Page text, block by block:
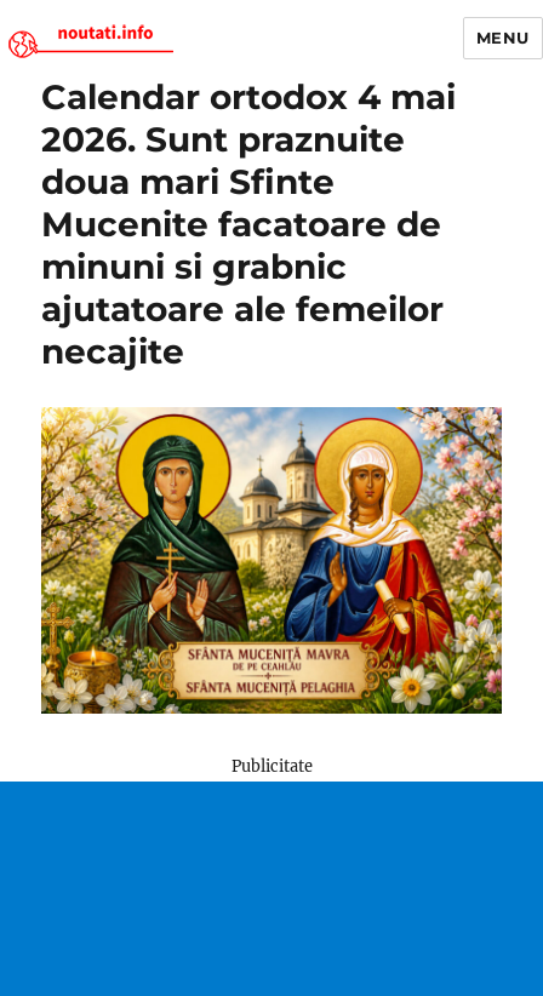
Noutati.Info
MENU
Calendar ortodox 4 mai
2026. Sunt praznuite
doua mari Sfinte
Mucenite facatoare de
minuni si grabnic
ajutatoare ale femeilor
necajite
Publicitate